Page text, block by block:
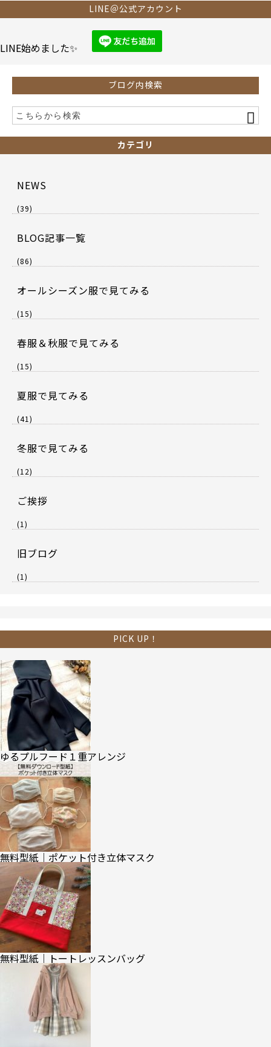
LINE＠公式アカウント
LINE始めました✨
ブログ内検索
カテゴリ
NEWS
(39)
BLOG記事一覧
(86)
オールシーズン服で見てみる
(15)
春服＆秋服で見てみる
(15)
夏服で見てみる
(41)
冬服で見てみる
(12)
ご挨拶
(1)
旧ブログ
(1)
PICK UP！
ゆるプルフード１重アレンジ
無料型紙｜ポケット付き立体マスク
無料型紙｜トートレッスンバッグ